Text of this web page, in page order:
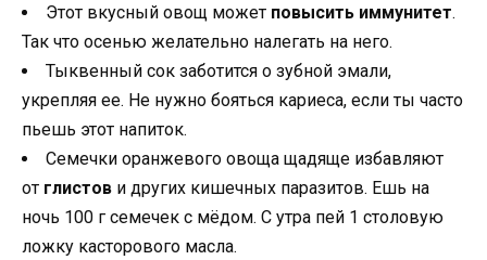
Этот вкусный овощ может повысить иммунитет.
Так что осенью желательно налегать на него.
Тыквенный сок заботится о зубной эмали,
укрепляя ее. Не нужно бояться кариеса, если ты часто
пьешь этот напиток.
Семечки оранжевого овоща щадяще избавляют
от глистов и других кишечных паразитов. Ешь на
ночь 100 г семечек с мёдом. С утра пей 1 столовую
ложку касторового масла.